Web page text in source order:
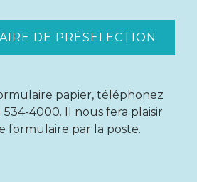
DE PRÉSELECTION
papier, téléphonez
534-4000. Il nous fera plaisir
formulaire par la poste.